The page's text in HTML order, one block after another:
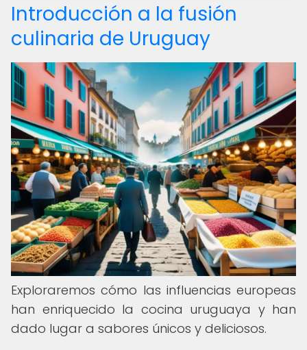
Introducción a la fusión
culinaria de Uruguay
Exploraremos cómo las influencias europeas
han enriquecido la cocina uruguaya y han
dado lugar a sabores únicos y deliciosos.